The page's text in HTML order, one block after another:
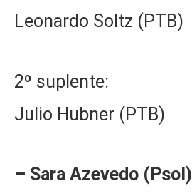
Leonardo Soltz (PTB)
2º suplente:
Julio Hubner (PTB)
– Sara Azevedo (Psol)